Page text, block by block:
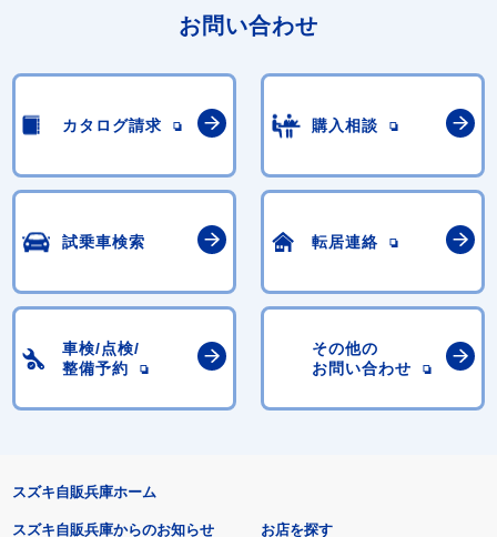
お問い合わせ
カタログ請求 購入相談
試乗車検索 転居連絡
車検/点検/
整備予約
その他の
お問い合わせ
スズキ自販兵庫ホーム
スズキ自販兵庫からのお知らせ お店を探す